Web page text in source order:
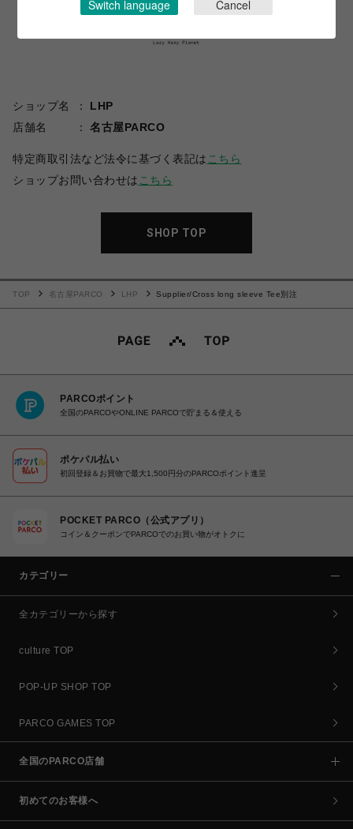
ショップ名
LHP
店舗名
名古屋PARCO
特定商取引法など法令に基づく表記は こちら
ショップお問い合わせは こちら
SHOP TOP
TOP 名古屋PARCO LHP Supplier/Cross long sleeve Tee別注
PARCOポイント
全国のPARCOやONLINE PARCOで貯まる＆使える
ポケパル払い
初回登録＆お買物で最大1,500円分のPARCOポイント進呈
POCKET PARCO（公式アプリ）
コイン＆クーポンでPARCOでのお買い物がオトクに
カテゴリー
全カテゴリーから探す
culture TOP
POP-UP SHOP TOP
PARCO GAMES TOP
全国のPARCO店舗
初めてのお客様へ
Switch language Cancel